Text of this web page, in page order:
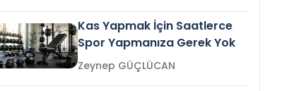
Kas Yapmak İçin Saatlerce
Spor Yapmanıza Gerek Yok
Zeynep GÜÇLÜCAN